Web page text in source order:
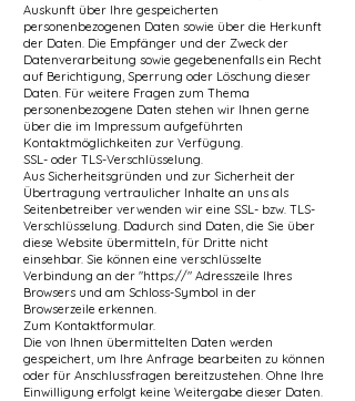
Auskunft über Ihre gespeicherten
personenbezogenen Daten sowie über die Herkunft
der Daten. Die Empfänger und der Zweck der
Datenverarbeitung sowie gegebenenfalls ein Recht
auf Berichtigung, Sperrung oder Löschung dieser
Daten. Für weitere Fragen zum Thema
personenbezogene Daten stehen wir Ihnen gerne
über die im Impressum aufgeführten
Kontaktmöglichkeiten zur Verfügung.
SSL- oder TLS-Verschlüsselung.
Aus Sicherheitsgründen und zur Sicherheit der
Übertragung vertraulicher Inhalte an uns als
Seitenbetreiber verwenden wir eine SSL- bzw. TLS-
Verschlüsselung. Dadurch sind Daten, die Sie über
diese Website übermitteln, für Dritte nicht
einsehbar. Sie können eine verschlüsselte
Verbindung an der "https://" Adresszeile Ihres
Browsers und am Schloss-Symbol in der
Browserzeile erkennen.
Zum Kontaktformular.
Die von Ihnen übermittelten Daten werden
gespeichert, um Ihre Anfrage bearbeiten zu können
oder für Anschlussfragen bereitzustehen. Ohne Ihre
Einwilligung erfolgt keine Weitergabe dieser Daten.